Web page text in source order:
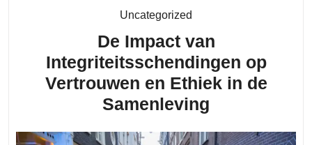
Uncategorized
De Impact van
Integriteitsschendingen op
Vertrouwen en Ethiek in de
Samenleving